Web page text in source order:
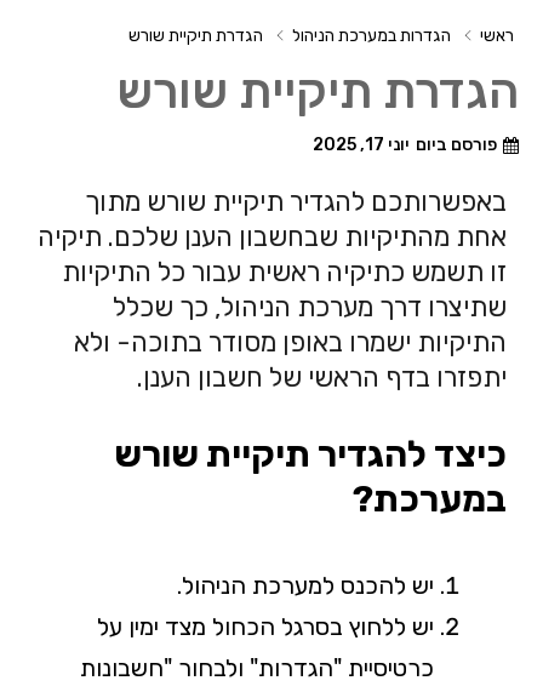
ראשי הגדרות במערכת הניהול הגדרת תיקיית שורש
הגדרת תיקיית שורש
פורסם ביום יוני 17, 2025
באפשרותכם להגדיר תיקיית שורש מתוך
אחת מהתיקיות שבחשבון הענן שלכם. תיקיה
זו תשמש כתיקיה ראשית עבור כל התיקיות
שתיצרו דרך מערכת הניהול, כך שכלל
התיקיות ישמרו באופן מסודר בתוכה- ולא
יתפזרו בדף הראשי של חשבון הענן.
כיצד להגדיר תיקיית שורש
במערכת?
יש להכנס למערכת הניהול.
יש ללחוץ בסרגל הכחול מצד ימין על
כרטיסיית "הגדרות" ולבחור "חשבונות